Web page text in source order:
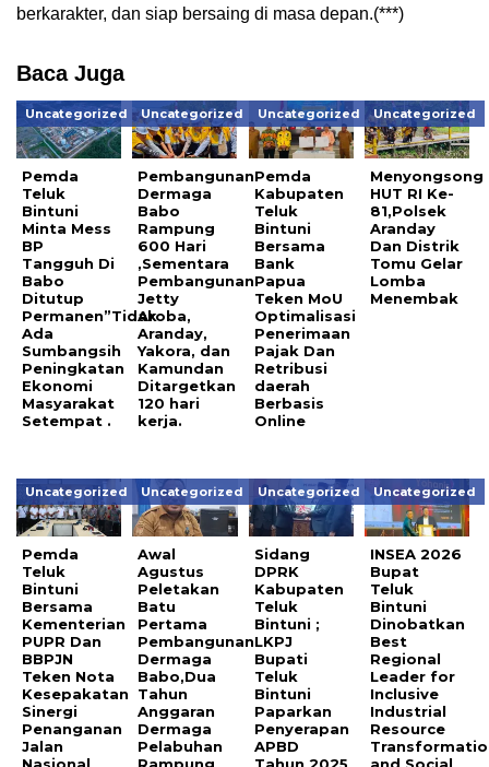
berkarakter, dan siap bersaing di masa depan.(***)
Baca Juga
Uncategorized
Pemda
Teluk
Bintuni
Minta Mess
BP
Tangguh Di
Babo
Ditutup
Permanen”Tidak
Ada
Sumbangsih
Peningkatan
Ekonomi
Masyarakat
Setempat .
Uncategorized
Pembangunan
Dermaga
Babo
Rampung
600 Hari
,Sementara
Pembangunan
Jetty
Aroba,
Aranday,
Yakora, dan
Kamundan
Ditargetkan
120 hari
kerja.
Uncategorized
Pemda
Kabupaten
Teluk
Bintuni
Bersama
Bank
Papua
Teken MoU
Optimalisasi
Penerimaan
Pajak Dan
Retribusi
daerah
Berbasis
Online
Uncategorized
Menyongsong
HUT RI Ke-
81,Polsek
Aranday
Dan Distrik
Tomu Gelar
Lomba
Menembak
Uncategorized
Pemda
Teluk
Bintuni
Bersama
Kementerian
PUPR Dan
BBPJN
Teken Nota
Kesepakatan
Sinergi
Penanganan
Jalan
Nasional
Uncategorized
Awal
Agustus
Peletakan
Batu
Pertama
Pembangunan
Dermaga
Babo,Dua
Tahun
Anggaran
Dermaga
Pelabuhan
Rampung
Uncategorized
Sidang
DPRK
Kabupaten
Teluk
Bintuni ;
LKPJ
Bupati
Teluk
Bintuni
Paparkan
Penyerapan
APBD
Tahun 2025
Uncategorized
INSEA 2026
Bupat
Teluk
Bintuni
Dinobatkan
Best
Regional
Leader for
Inclusive
Industrial
Resource
and Social